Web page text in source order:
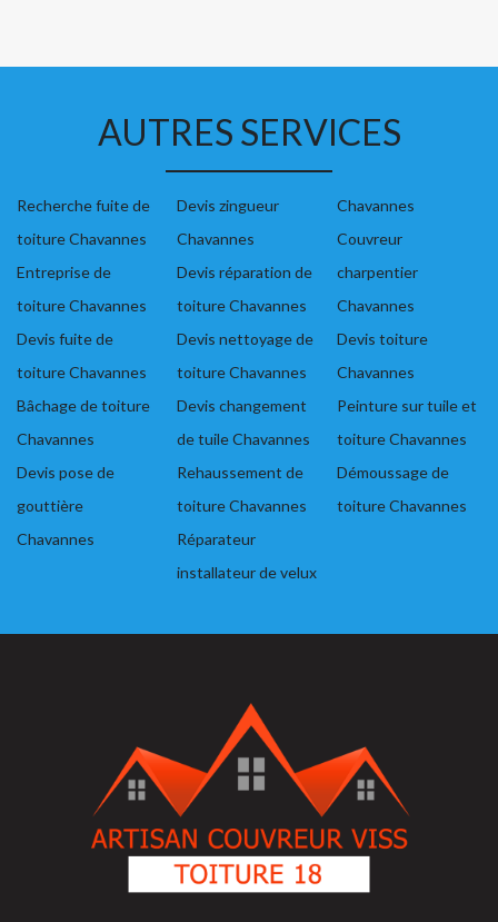
AUTRES SERVICES
Recherche fuite de
toiture Chavannes
Entreprise de
toiture Chavannes
Devis fuite de
toiture Chavannes
Bâchage de toiture
Chavannes
Devis pose de
gouttière
Chavannes
Devis zingueur
Chavannes
Devis réparation de
toiture Chavannes
Devis nettoyage de
toiture Chavannes
Devis changement
de tuile Chavannes
Rehaussement de
toiture Chavannes
Réparateur
installateur de velux
Chavannes
Couvreur
charpentier
Chavannes
Devis toiture
Chavannes
Peinture sur tuile et
toiture Chavannes
Démoussage de
toiture Chavannes